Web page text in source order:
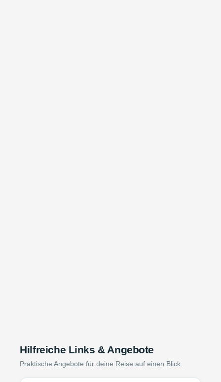
Hilfreiche Links & Angebote
Praktische Angebote für deine Reise auf einen Blick.